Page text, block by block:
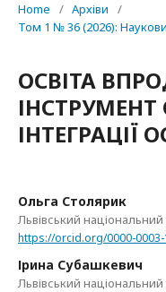
Home / Архіви
/
Том 1 № 36 (2026):
ОСВІТА
ІНСТРУМЕНТ
ІНТЕГРАЦІЇ
Ольга Столярик
Львівський національний
https://orcid.org/0000-0003-
Ірина Субашкевич
Львівський національний